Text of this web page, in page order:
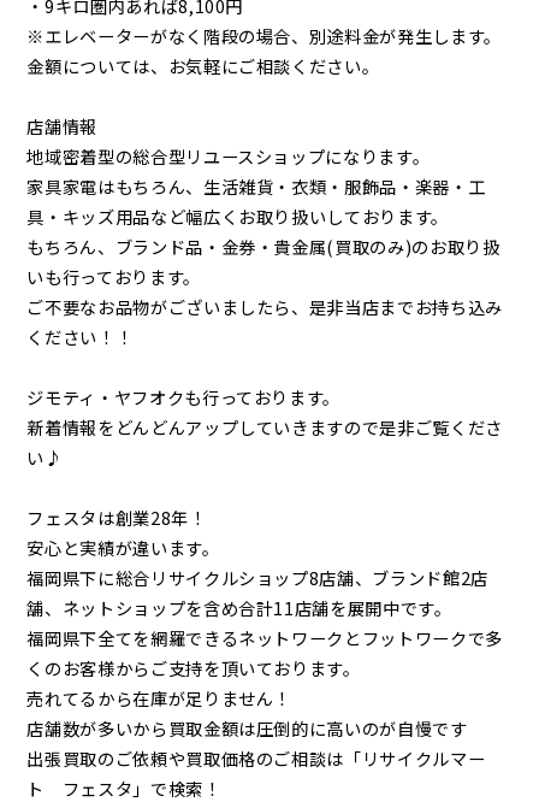
※エレベーターがなく階段の場合、別途料金が発生します。
金額については、お気軽にご相談ください。
店舗情報
地域密着型の総合型リユースショップになります。
家具家電はもちろん、生活雑貨・衣類・服飾品・楽器・工
具・キッズ用品など幅広くお取り扱いしております。
もちろん、ブランド品・金券・貴金属(買取のみ)のお取り扱
いも行っております。
ご不要なお品物がございましたら、是非当店までお持ち込み
ください！！
ジモティ・ヤフオクも行っております。
新着情報をどんどんアップしていきますので是非ご覧くださ
い♪
フェスタは創業28年！
安心と実績が違います。
福岡県下に総合リサイクルショップ8店舗、ブランド館2店
舗、ネットショップを含め合計11店舗を展開中です。
福岡県下全てを網羅できるネットワークとフットワークで多
くのお客様からご支持を頂いております。
売れてるから在庫が足りません！
店舗数が多いから買取金額は圧倒的に高いのが自慢です
出張買取のご依頼や買取価格のご相談は「リサイクルマー
ト フェスタ」で検索！